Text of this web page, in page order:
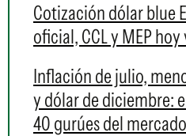
Cotización dólar blue
oficial, CCL y MEP
Inflación de julio,
y dólar de diciembre:
40 gurúes del mercado